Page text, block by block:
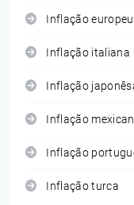
Inflação europeu
Inflação italiana
Inflação
Inflação
Inflação
Inflação turca